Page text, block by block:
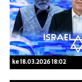
ke 18.03.2026 18:02